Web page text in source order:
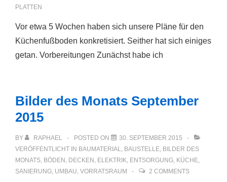
PLATTEN
Vor etwa 5 Wochen haben sich unsere Pläne für den
Küchenfußboden konkretisiert. Seither hat sich einiges
getan. Vorbereitungen Zunächst habe ich
Bilder des Monats September
2015
BY RAPHAEL POSTED ON
30. SEPTEMBER 2015
VERÖFFENTLICHT IN BAUMATERIAL, BAUSTELLE, BILDER DES
MONATS, BÖDEN , DECKEN , ELEKTRIK, ENTSORGUNG, KÜCHE,
SANIERUNG, UMBAU, VORRATSRAUM 2 COMMENTS